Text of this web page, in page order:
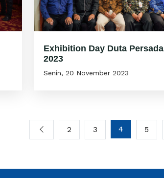
Exhibition Day Duta Persada
2023
Senin, 20 November 2023
2 3 4 5